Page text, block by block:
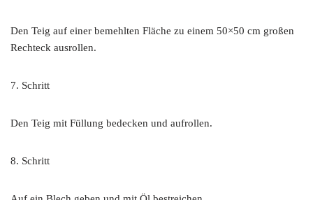
Den Teig auf einer bemehlten Fläche zu einem 50×50 cm großen
Rechteck ausrollen.
7. Schritt
Den Teig mit Füllung bedecken und aufrollen.
8. Schritt